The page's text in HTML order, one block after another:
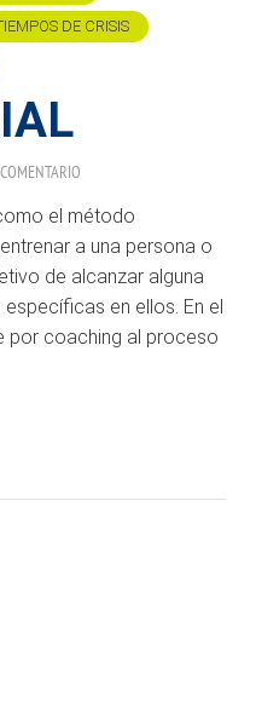
DE CRISIS
el método
a una persona o
de alcanzar alguna
en ellos. En el
por coaching al proceso